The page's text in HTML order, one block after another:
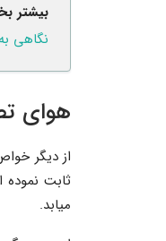
بیشتر
نگاهی
هوای
از دیگر
میابد.